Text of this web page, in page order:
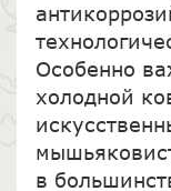
Особенно
холодной
в